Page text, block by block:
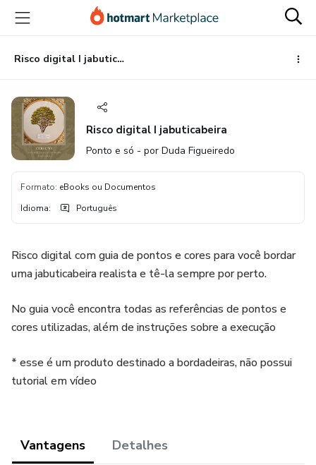
para
conteúdo
principal
para
pagamento
para
rodapé
Risco digital I jabuticabeira
Risco digital I jabuticabeira
Ponto e só - por Duda Figueiredo
Formato: eBooks ou Documentos
Idioma: Português
Risco digital com guia de pontos e cores para você bordar
uma jabuticabeira realista e tê-la sempre por perto.
No guia você encontra todas as referências de pontos e
cores utilizadas, além de instruções sobre a execução
* esse é um produto destinado a bordadeiras, não possui
tutorial em vídeo
Vantagens Detalhes